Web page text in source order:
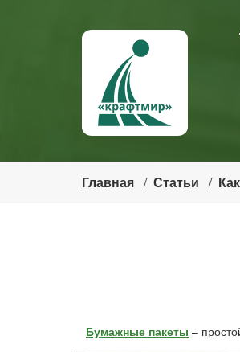
Главная Статьи
Бумажные пакеты –